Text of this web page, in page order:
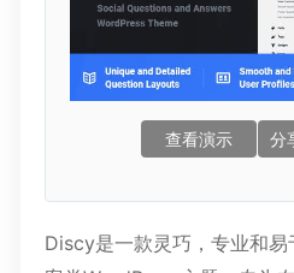
查看演示 分
Discy是一款灵巧，专业和